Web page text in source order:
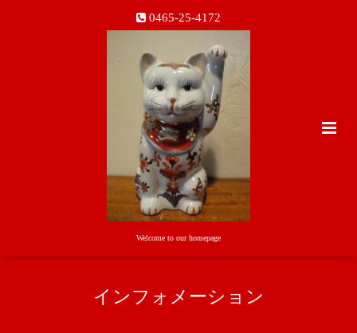
0465-25-4172
Welcome to our homepage
インフォメーション